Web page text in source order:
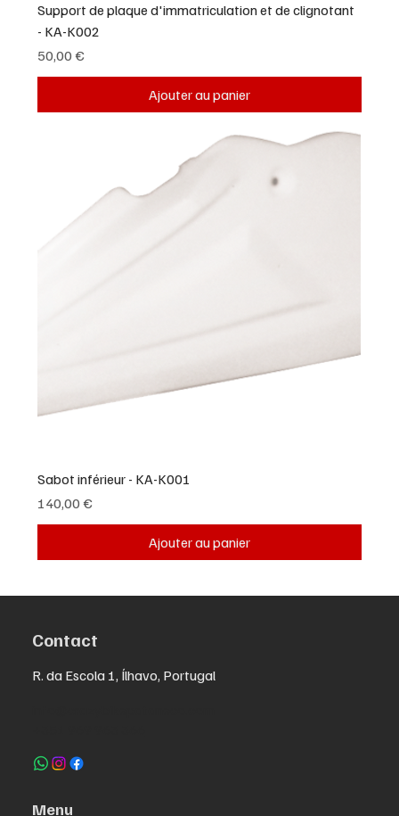
Support de plaque d'immatriculation et de clignotant
- KA-K002
Prix
50,00 €
Ajouter au panier
Sabot inférieur - KA-K001
Prix
140,00 €
Ajouter au panier
Contact
R. da Escola 1, Ílhavo, Portugal
Menu